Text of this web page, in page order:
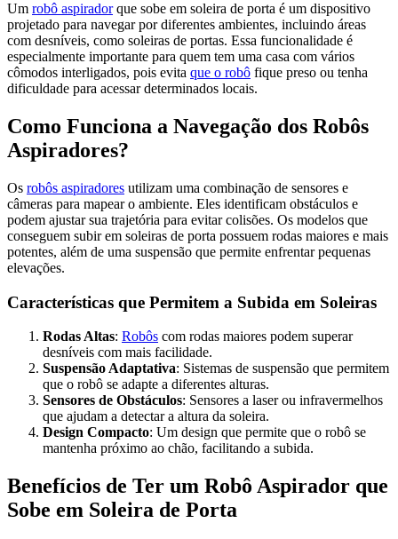
Um robô aspiradorque sobe em soleira de porta é um dispositivo
projetado para navegar por diferentes ambientes, incluindo áreas
com desníveis, como soleiras de portas. Essa funcionalidade é
especialmente importante para quem tem uma casa com vários
cômodos interligados, pois evita que o robô fique preso ou tenha
dificuldade para acessar determinados locais.
Como Funciona a Navegação dos Robôs
Aspiradores?
Os robôs aspiradores utilizam uma combinação de sensores e
câmeras para mapear o ambiente. Eles identificam obstáculos e
podem ajustar sua trajetória para evitar colisões. Os modelos que
conseguem subir em soleiras de porta possuem rodas maiores e mais
potentes, além de uma suspensão que permite enfrentar pequenas
elevações.
Características que Permitem a Subida em Soleiras
Rodas Altas: Robôs com rodas maiores podem superar
desníveis com mais facilidade.
Suspensão Adaptativa: Sistemas de suspensão que permitem
que o robô se adapte a diferentes alturas.
Sensores de Obstáculos: Sensores a laser ou infravermelhos
que ajudam a detectar a altura da soleira.
Design Compacto: Um design que permite que o robô se
mantenha próximo ao chão, facilitando a subida.
Benefícios de Ter um Robô Aspirador que
Sobe em Soleira de Porta